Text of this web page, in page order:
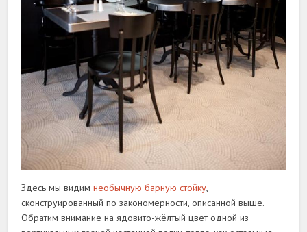
Здесь мы видимнеобычную барную стойку,
сконструированный по закономерности, описанной выше.
Обратим внимание на ядовито-жёлтый цвет одной из